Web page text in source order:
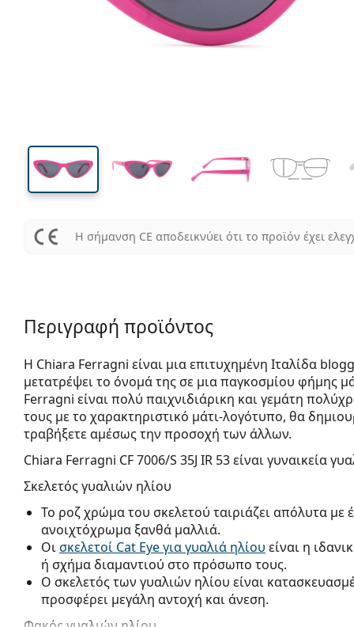
33 mm 53 mm
Μήκος φακού
Η σήμανση CE αποδεικνύει ότι το προϊόν έχει
Περιγραφή προϊόντος
Η Chiara Ferragni είναι μια επιτυχημένη Ιταλίδα
μετατρέψει το όνομά της σε μια παγκοσμίου φήμης
Ferragni είναι πολύ παιχνιδιάρικη και γεμάτη
τους με το χαρακτηριστικό μάτι-λογότυπο, θα
τραβήξετε αμέσως την προσοχή των άλλων.
Chiara Ferragni CF 7006/S 35J IR 53είναι γυναικεία
Σκελετός γυαλιών ηλίου
Το ροζ χρώμα του σκελετού ταιριάζει απόλυτα
ανοιχτόχρωμα ξανθά μαλλιά.
Οισκελετοί Cat Eye για γυαλιά ηλίου είναι η
ή σχήμα διαμαντιού στο πρόσωπο τους.
Ο σκελετός των γυαλιών ηλίου είναι
προσφέρει μεγάλη αντοχή και άνεση.